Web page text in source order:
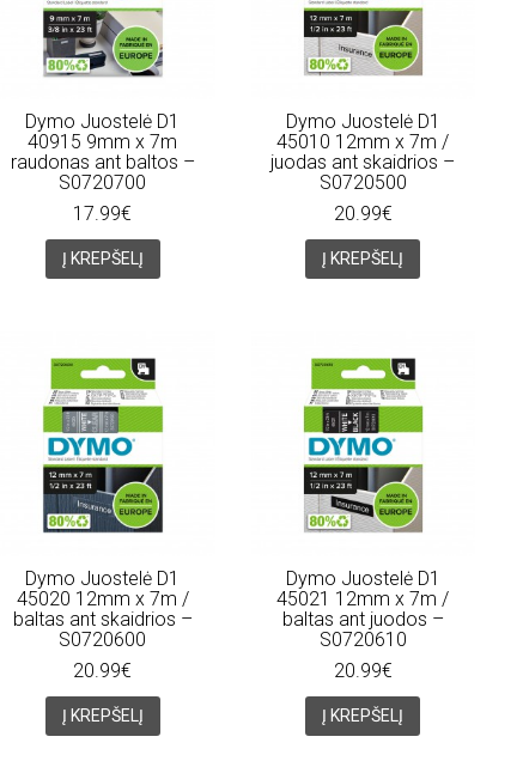
Dymo Juostelė D1
40915 9mm x 7m
raudonas ant baltos –
S0720700
17.99€
Į KREPŠELĮ
Dymo Juostelė D1
45010 12mm x 7m /
juodas ant skaidrios –
S0720500
20.99€
Į KREPŠELĮ
Dymo Juostelė D1
45020 12mm x 7m /
baltas ant skaidrios –
S0720600
20.99€
Į KREPŠELĮ
Dymo Juostelė D1
45021 12mm x 7m /
baltas ant juodos –
S0720610
20.99€
Į KREPŠELĮ